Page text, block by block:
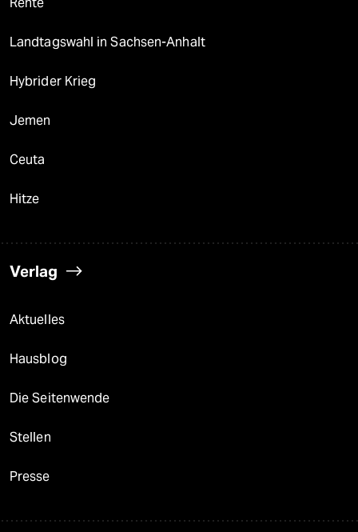
Rente
Landtagswahl in Sachsen-Anhalt
Hybrider Krieg
Jemen
Ceuta
Hitze
Verlag
Aktuelles
Hausblog
Die Seitenwende
Stellen
Presse